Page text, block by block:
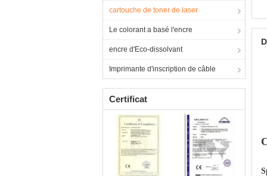
cartouche de toner de laser
Le colorant a basé l'encre
encre d'Eco-dissolvant
Imprimante d'inscription de câble
Certificat